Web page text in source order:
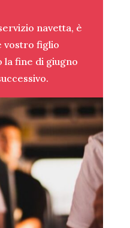
navetta, è
vostro figlio
fine di giugno